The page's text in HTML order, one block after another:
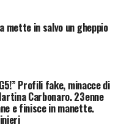
mette in salvo un gheppio
Profili fake, minacce di
Carbonaro. 23enne
e finisce in manette.